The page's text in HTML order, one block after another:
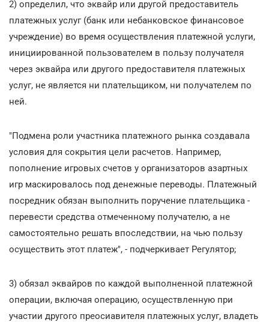
2) определил, что эквайр или другой предоставитель
платежных услуг (банк или небанковское финансовое
учреждение) во время осуществления платежной услуги,
инициированной пользователем в пользу получателя
через эквайра или другого предоставителя платежных
услуг, не является ни плательщиком, ни получателем по
ней.
"Подмена роли участника платежного рынка создавала
условия для сокрытия цели расчетов. Например,
пополнение игровых счетов у организаторов азартных
игр маскировалось под денежные переводы. Платежный
посредник обязан выполнить поручение плательщика -
перевести средства отмеченному получателю, а не
самостоятельно решать впоследствии, на чью пользу
осуществить этот платеж", - подчеркивает Регулятор;
3) обязал эквайров по каждой выполненной платежной
операции, включая операцию, осуществленную при
участии другого преосиавителя платежных услуг, владеть